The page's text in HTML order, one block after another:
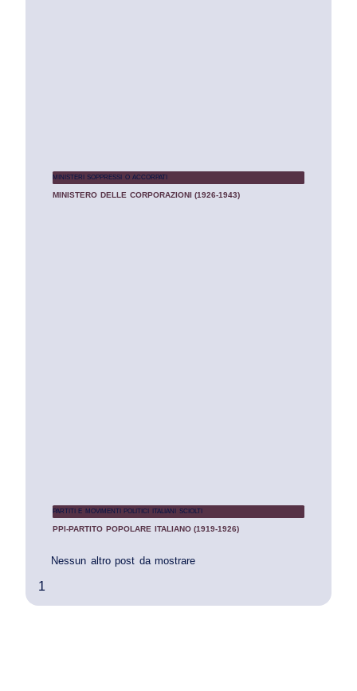
MINISTERI SOPPRESSI O ACCORPATI
MINISTERO DELLE CORPORAZIONI (1926-1943)
PARTITI E MOVIMENTI POLITICI ITALIANI SCIOLTI
PPI-PARTITO POPOLARE ITALIANO (1919-1926)
Nessun altro post da mostrare